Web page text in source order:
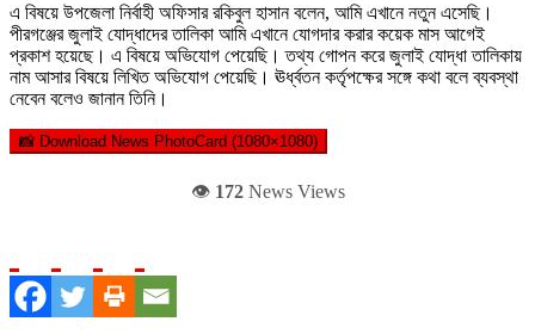
এ বিষয়ে উপজেলা নির্বাহী অফিসার রকিবুল হাসান বলেন, আমি এখানে নতুন এসেছি।
পীরগঞ্জের জুলাই যোদ্ধাদের তালিকা আমি এখানে যোগদার করার কয়েক মাস আগেই
প্রকাশ হয়েছে। এ বিষয়ে অভিযোগ পেয়েছি। তথ্য গোপন করে জুলাই যোদ্ধা তালিকায়
নাম আসার বিষয়ে লিখিত অভিযোগ পেয়েছি। ঊর্ধ্বতন কর্তৃপক্ষের সঙ্গে কথা বলে ব্যবস্থা
নেবেন বলেও জানান তিনি।
📸 Download News PhotoCard (1080×1080)
👁️ 172News Views